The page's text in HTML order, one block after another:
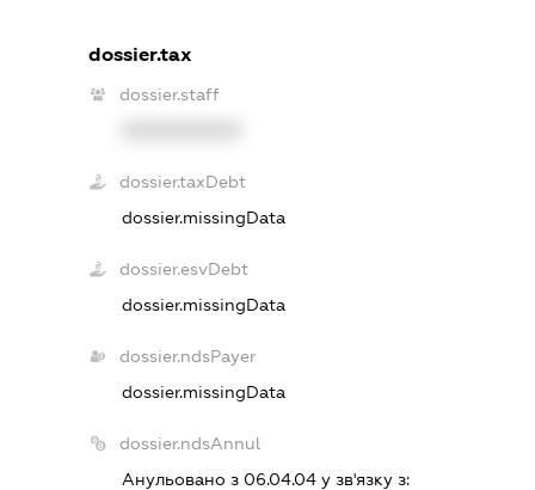
dossier.tax
dossier.staff
dossier.taxDebt
dossier.missingData
dossier.esvDebt
dossier.missingData
dossier.ndsPayer
dossier.missingData
dossier.ndsAnnul
Анульовано з 06.04.04 у зв'язку з: